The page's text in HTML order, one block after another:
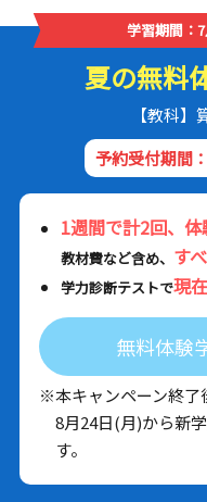
学習期間：
夏の無料
【教科
予約受付期間
1週間で計2回、
教材費など含め、 す
学力診断テストで現
無料体験
※本キャンペーン終了
8月24日(月)から新
す。